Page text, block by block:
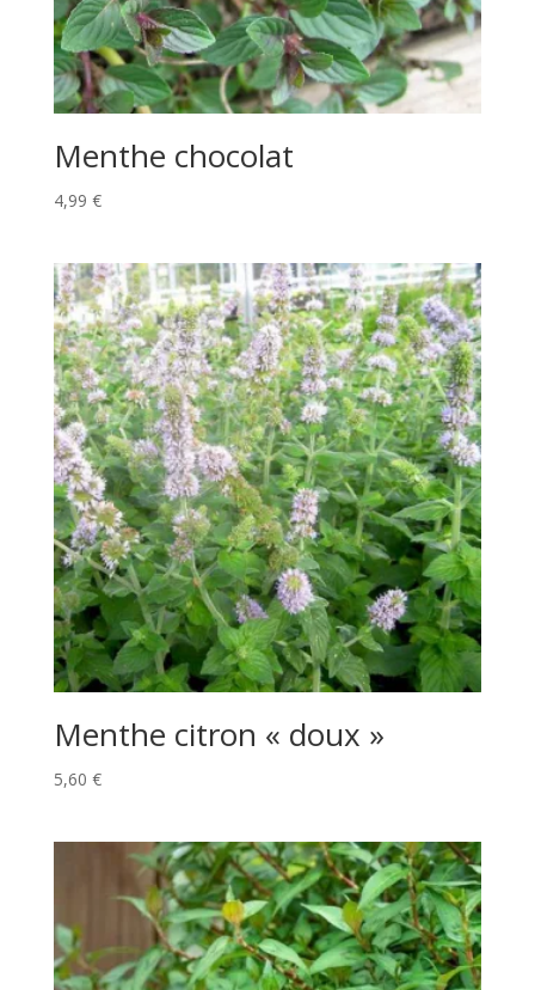
Menthe chocolat
4,99 €
Menthe citron « doux »
5,60 €